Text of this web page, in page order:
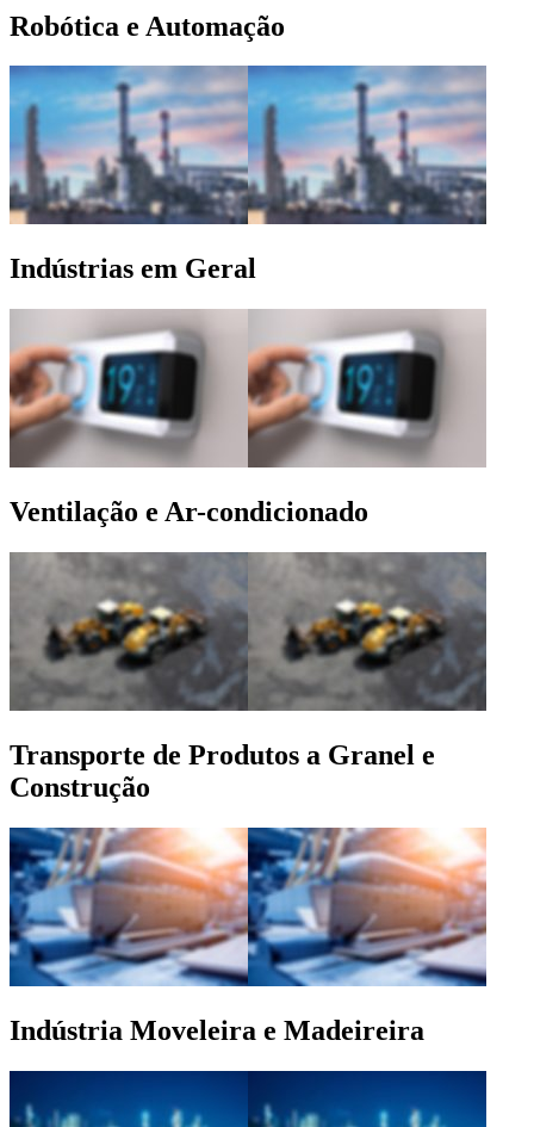
Robótica e Automação
Indústrias em Geral
Ventilação e Ar-condicionado
Transporte de Produtos a Granel e
Construção
Indústria Moveleira e Madeireira